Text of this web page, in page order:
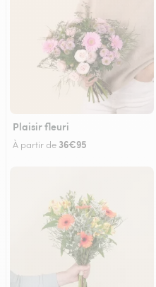
Plaisir fleuri
À partir de 36€95